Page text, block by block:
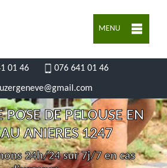
MENU
01 46 076 641 01 46
POSE DE PELOUSE EN
ANIERES 1247
24h/24 sur 7j/7 en cas